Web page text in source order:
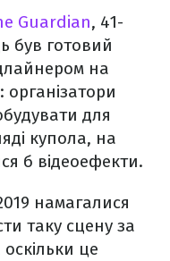
Guardian, 41-
був готовий
на
організатори
для
купола, на
б відеоефекти.
намагалися
таку сцену за
це